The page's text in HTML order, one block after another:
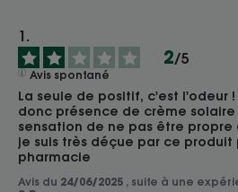
2/5
Avis spontané
La seule de positif, c'est l'odeur
donc présence de crème solaire
sensation de ne pas être
je suis très déçue par ce
pharmacie
Avis du 24/06/2025 , suite à une